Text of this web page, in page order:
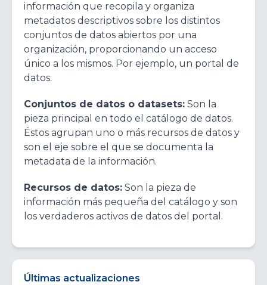
información que recopila y organiza
metadatos descriptivos sobre los distintos
conjuntos de datos abiertos por una
organización, proporcionando un acceso
único a los mismos. Por ejemplo, un portal de
datos.
Conjuntos de datos o datasets: Son la
pieza principal en todo el catálogo de datos.
Éstos agrupan uno o más recursos de datos y
son el eje sobre el que se documenta la
metadata de la información.
Recursos de datos: Son la pieza de
información más pequeña del catálogo y son
los verdaderos activos de datos del portal.
Últimas actualizaciones